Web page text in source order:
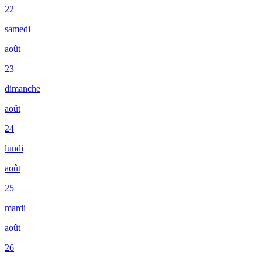
22
samedi
août
23
dimanche
août
24
lundi
août
25
mardi
août
26